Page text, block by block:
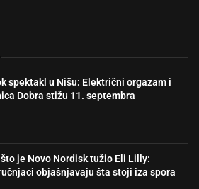
spektakl u Nišu: Električni orgazam i
Dobra stižu 11. septembra
je Novo Nordisk tužio Eli Lilly:
objašnjavaju šta stoji iza spora